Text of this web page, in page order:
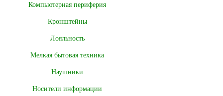
Компьютерная периферия
Кронштейны
Лояльность
Мелкая бытовая техника
Наушники
Носители информации